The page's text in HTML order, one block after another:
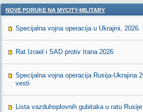
NOVE PORUKE NA MYCITY-MILITARY
Specijalna vojna operacija u Ukrajini, 2026.
Rat Izrael i SAD protiv Irana 2026
Specijalna vojna operacija Rusija-Ukrajina
vesti
Lista vazduhoplovnih gubitaka u ratu